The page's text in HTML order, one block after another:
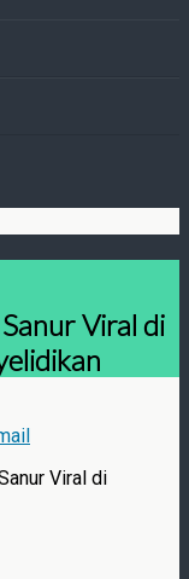
Viral di
Viral di